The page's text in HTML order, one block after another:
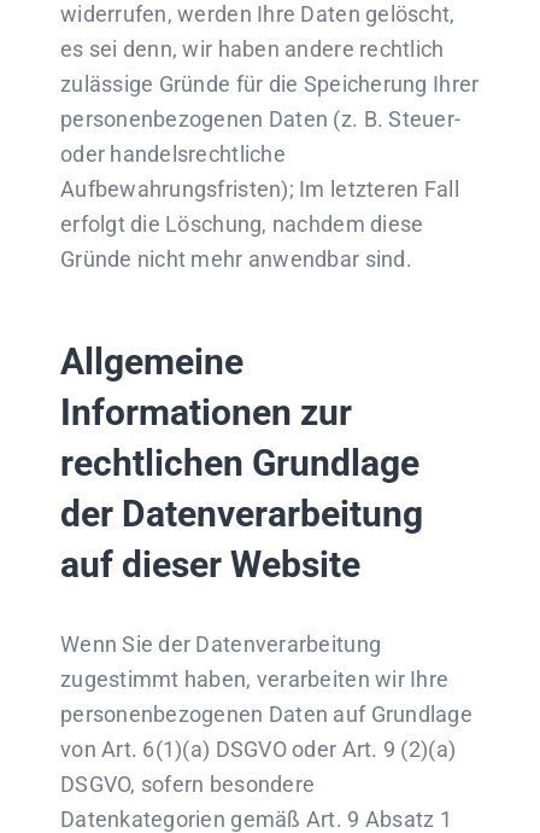
widerrufen, werden Ihre Daten gelöscht,
es sei denn, wir haben andere rechtlich
zulässige Gründe für die Speicherung Ihrer
personenbezogenen Daten (z. B. Steuer-
oder handelsrechtliche
Aufbewahrungsfristen); Im letzteren Fall
erfolgt die Löschung, nachdem diese
Gründe nicht mehr anwendbar sind.
Allgemeine
Informationen zur
rechtlichen Grundlage
der Datenverarbeitung
auf dieser Website
Wenn Sie der Datenverarbeitung
zugestimmt haben, verarbeiten wir Ihre
personenbezogenen Daten auf Grundlage
von Art. 6(1)(a) DSGVO oder Art. 9 (2)(a)
DSGVO, sofern besondere
Datenkategorien gemäß Art. 9 Absatz 1